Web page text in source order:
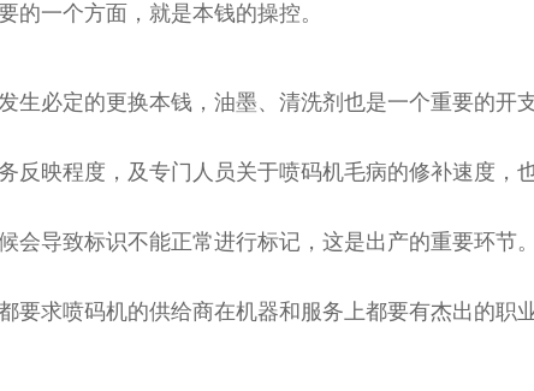
的一个方面，就是本钱的操控。
必定的更换本钱，油墨、清洗剂也是一个重要的开
反映程度，及专门人员关于喷码机毛病的修补速度，
会导致标识不能正常进行标记，这是出产的重要环节
要求喷码机的供给商在机器和服务上都要有杰出的职